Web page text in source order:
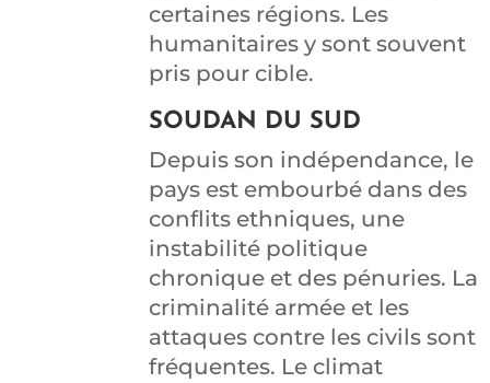
certaines régions. Les
humanitaires y sont souvent
pris pour cible.
SOUDAN DU SUD
Depuis son indépendance, le
pays est embourbé dans des
conflits ethniques, une
instabilité politique
chronique et des pénuries. La
criminalité armée et les
attaques contre les civils sont
fréquentes. Le climat